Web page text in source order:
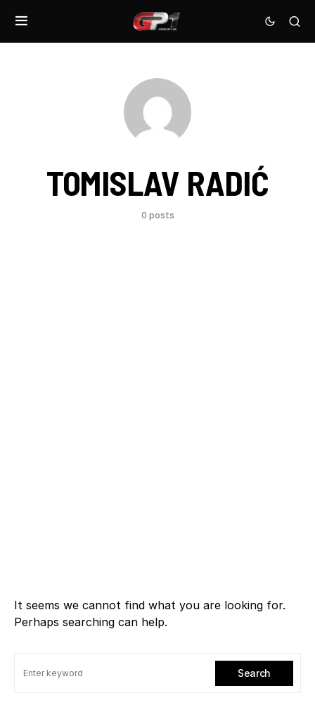
TOMISLAV RADIĆ
0 posts
It seems we cannot find what you are looking for.
Perhaps searching can help.
Search